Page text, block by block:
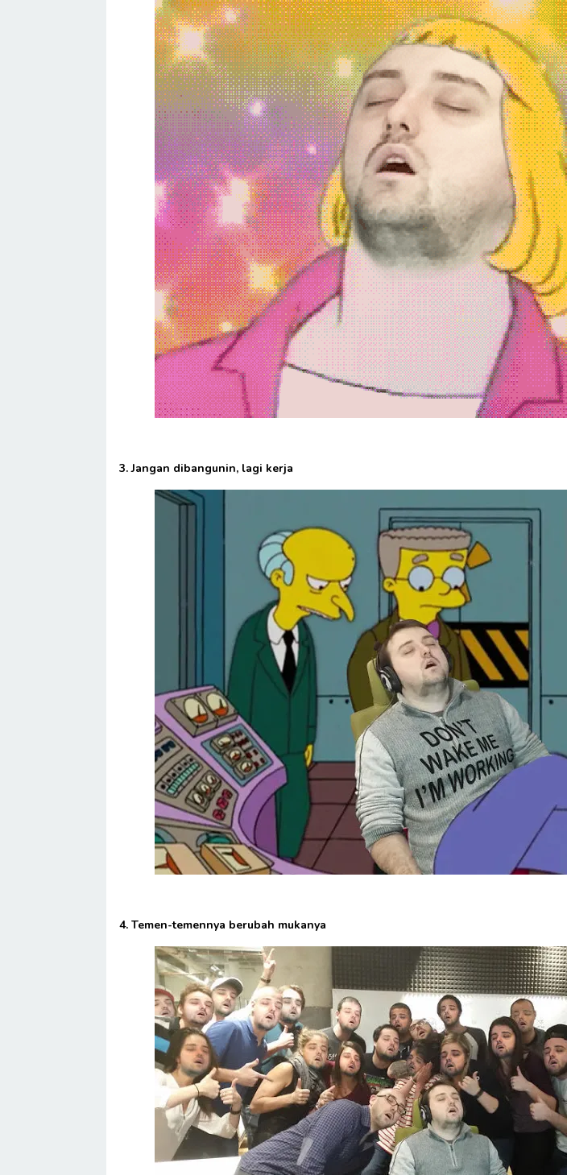
3. Jangan dibangunin, lagi kerja
4. Temen-temennya berubah mukanya